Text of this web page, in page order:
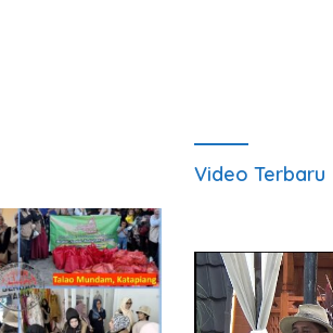
Video Terbaru